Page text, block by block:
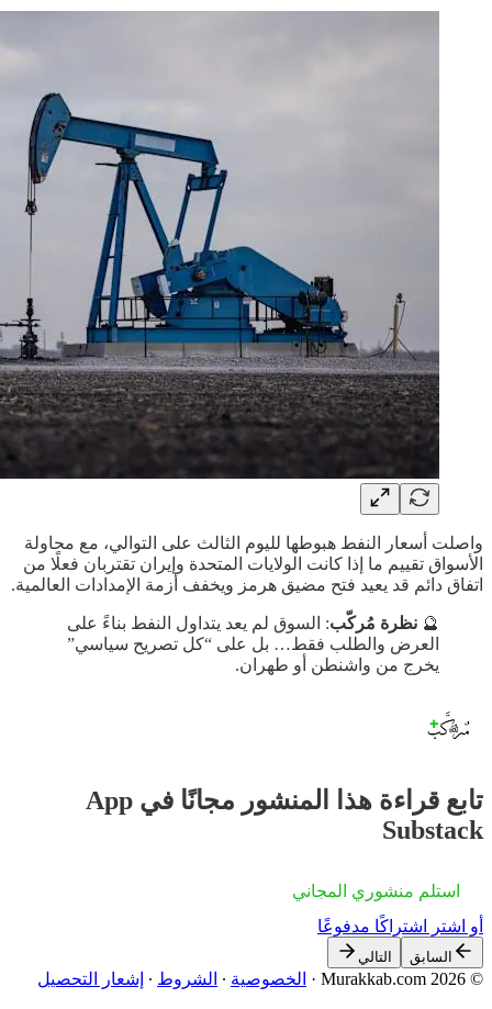
واصلت أسعار النفط هبوطها لليوم الثالث على التوالي، مع محاولة
الأسواق تقييم ما إذا كانت الولايات المتحدة وإيران تقتربان فعلًا من
اتفاق دائم قد يعيد فتح مضيق هرمز ويخفف أزمة الإمدادات العالمية.
🔮 نظرة مُركّب: السوق لم يعد يتداول النفط بناءً على
العرض والطلب فقط… بل على “كل تصريح سياسي”
يخرج من واشنطن أو طهران.
تابع قراءة هذا المنشور مجانًا في App
Substack
استلم منشوري المجاني
أو اشترِ اشتراكًا مدفوعًا
السابق التالي
© 2026 Murakkab.com
· الخصوصية ∙ الشروط ∙ إشعار التحصيل